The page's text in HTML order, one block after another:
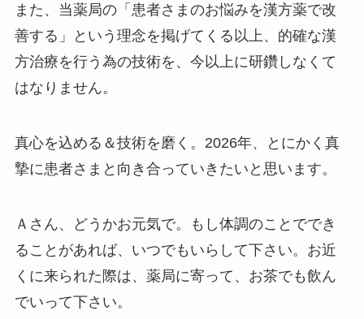
また、当薬局の「患者さまのお悩みを漢方薬で改
善する」という理念を掲げてくる以上、的確な漢
方治療を行う為の技術を、今以上に研鑽しなくて
はなりません。
真心を込める＆技術を磨く。2026年、とにかく真
摯に患者さまと向き合っていきたいと思います。
Ａさん、どうかお元気で。もし体調のことででき
ることがあれば、いつでもいらして下さい。お近
くに来られた際は、薬局に寄って、お茶でも飲ん
でいって下さい。